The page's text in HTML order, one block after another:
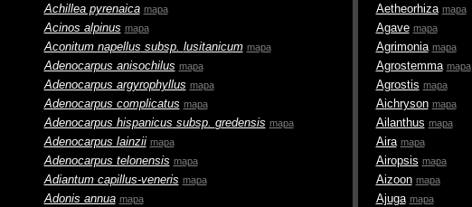
Achillea pyrenaica mapa
Acinos alpinus mapa
Aconitum napellus subsp. lusitanicum mapa
Adenocarpus anisochilus mapa
Adenocarpus argyrophyllus mapa
Adenocarpus complicatus mapa
Adenocarpus hispanicus subsp. gredensis mapa
Adenocarpus lainzii mapa
Adenocarpus telonensis mapa
Adiantum capillus-veneris mapa
Adonis annua mapa
Aetheorhiza mapa
Agave mapa
Agrimonia mapa
Agrostemma mapa
Agrostis mapa
Aichryson mapa
Ailanthus mapa
Aira mapa
Airopsis mapa
Aizoon mapa
Ajuga mapa